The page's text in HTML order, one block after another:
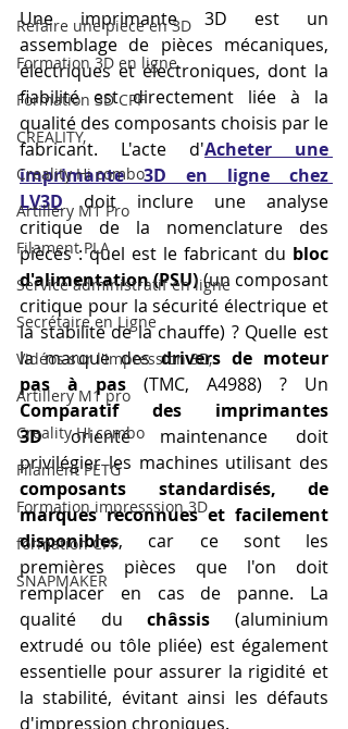
Refaire une piece en 3D
Formation 3D en ligne.
Formation 3D CPF
CREALITY,
Creality Hi combo
Artillery M1 Pro
Filament PLA
Service administratif en ligne
Secrétaire en Ligne
Vidéos sur l'impression 3D,
Artillery M1 pro
Creality HI combo
Filament PETG
Formation impresssion 3D
formation CPF
SNAPMAKER
Une imprimante 3D est un
assemblage de pièces mécaniques,
électriques et électroniques, dont la
fiabilité est directement liée à la
qualité des composants choisis par le
fabricant. L'acte d'Acheter une
imprimante 3D en ligne chez
LV3D doit inclure une analyse
critique de la nomenclature des
pièces : quel est le fabricant du bloc
d'alimentation (PSU) (un composant
critique pour la sécurité électrique et
la stabilité de la chauffe) ? Quelle est
la marque des drivers de moteur
pas à pas
Comparatif des imprimantes
3D orienté maintenance doit
composants standardisés, de
marques reconnues et facilement
disponibles, car ce sont les
premières pièces que l'on doit
remplacer en cas de panne. La
qualité du châssis (aluminium
extrudé ou tôle pliée) est également
essentielle pour assurer la rigidité et
la stabilité, évitant ainsi les défauts
d'impression chroniques.